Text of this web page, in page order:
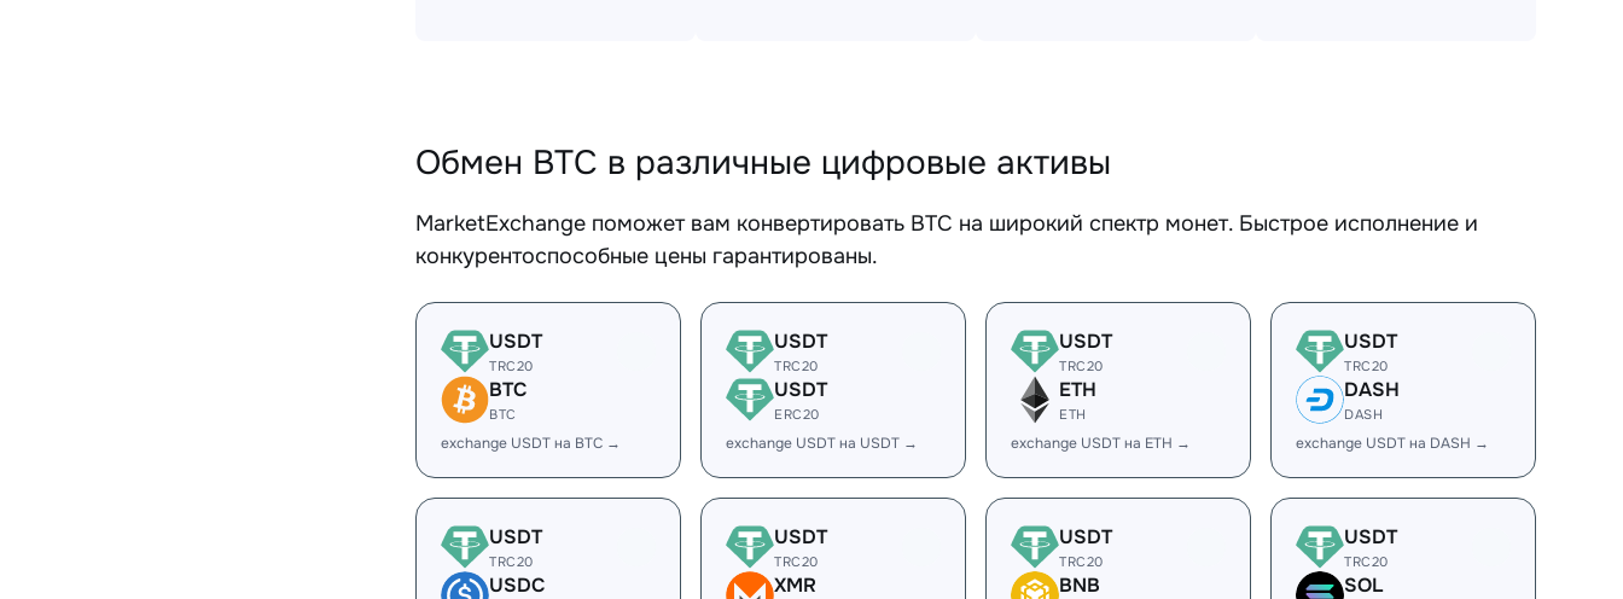
Обмен BTC в различные цифровые активы
MarketExchange поможет вам конвертировать BTC на широкий спектр монет. Быстрое исполнение и
конкурентоспособные цены гарантированы.
USDT
TRC20
BTC
BTC
exchange USDT на BTC →
USDT
TRC20
USDT
ERC20
exchange USDT на USDT →
USDT
TRC20
ETH
ETH
exchange USDT на ETH →
USDT
TRC20
DASH
DASH
exchange USDT на DASH →
USDT
TRC20
USDC
USDT
TRC20
XMR
USDT
TRC20
BNB
USDT
TRC20
SOL